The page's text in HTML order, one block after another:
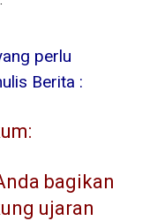
perlu
Berita :
bagikan
ujaran